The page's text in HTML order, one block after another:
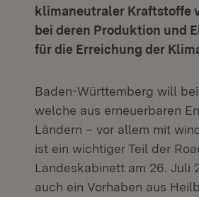
klimaneutraler Kraftstoffe
bei deren Produktion und
für die Erreichung der
Baden-Württemberg will
welche aus erneuerbaren
Ländern – vor allem mit
ist ein wichtiger Teil der
Landeskabinett am 26. Juli
auch ein Vorhaben aus